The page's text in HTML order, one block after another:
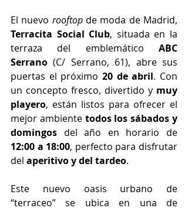
El nuevo rooftop
Terracita Social Club, situada en la
terraza del emblemático ABC
Serrano (C/ Serrano, 61), abre sus
puertas el próximo 20 de abril. Con
un concepto fresco, divertido y muy
playero, están listos para ofrecer el
mejor ambiente todos los sábados y
domingos
12:00 a 18:00, perfecto para disfrutar
del aperitivo y del tardeo.
Este nuevo oasis urbano de
“terraceo” se ubica en una de